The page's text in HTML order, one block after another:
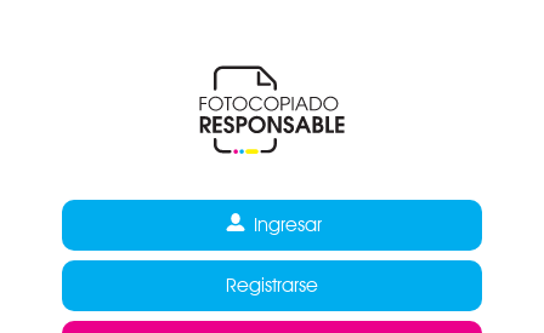
Ingresar
Registrarse